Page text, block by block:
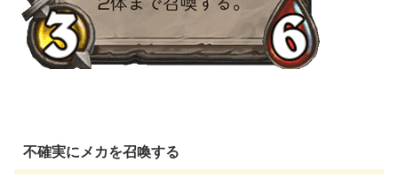
不確実にメカを召喚する